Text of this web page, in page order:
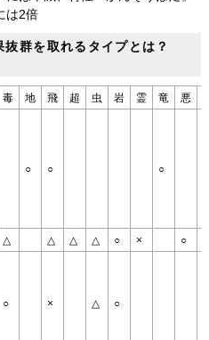
は2倍
群を取れるタイプとは？
毒 地 飛 超 虫 岩 霊 竜 悪
○ ○ ○
△ △ △ △ ○ × ○
○ × △ ○